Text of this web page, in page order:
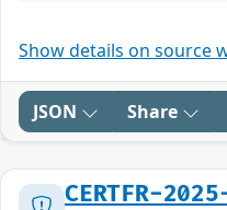
Show details on source
JSON Share
CERTFR-